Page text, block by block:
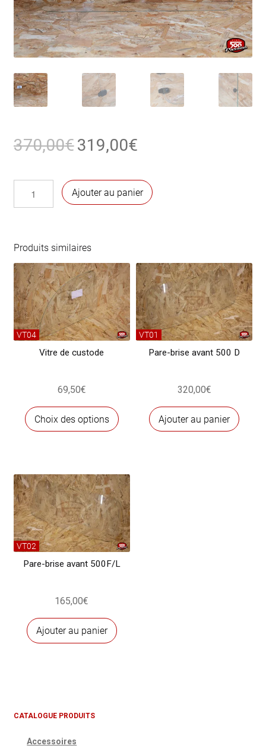
370,00€ Le
initial
était :
319,00€Le
actuel
est :
latérale
pour
500
Jardinière
(la
paire)
Ajouter au panier
Produits similaires
VT04
Vitre de custode
69,50€
Choix des options
Ce
variations.
Les
options
peuvent
être
choisies
VT01
Pare-brise avant 500 D
320,00€
Ajouter au panier
VT02
Pare-brise avant 500F/L
165,00€
Ajouter au panier
CATALOGUE PRODUITS
Accessoires